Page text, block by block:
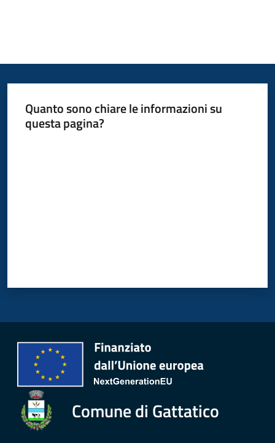
Quanto sono chiare le informazioni su
questa pagina?
Comune di Gattatico